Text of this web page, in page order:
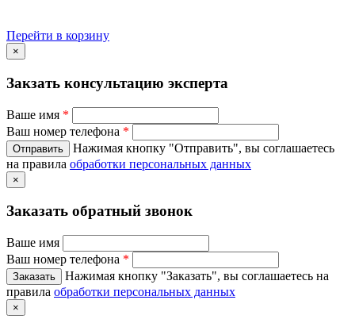
Перейти в корзину
×
Закзать консультацию эксперта
Ваше имя *
Ваш номер телефона *
Нажимая кнопку "Отправить", вы соглашаетесь
на правила обработки персональных данных
×
Заказать обратный звонок
Ваше имя
Ваш номер телефона *
Нажимая кнопку "Заказать", вы соглашаетесь на
правила обработки персональных данных
×